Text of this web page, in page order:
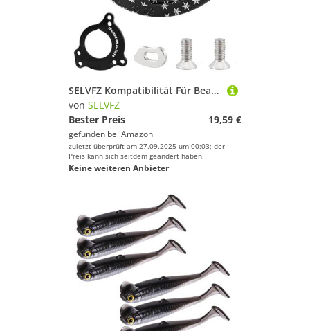
SELVFZ Kompatibilität Für Bearbeitete Kurbelwache 26T 32T & 34T 38T Kettenblätter Umfasst Die Hardware Klammern Steinsicherer Kettenrangabdeckung
von SELVFZ
Bester Preis
19,59 €
gefunden bei Amazon
zuletzt überprüft am 27.09.2025 um 00:03; der
Preis kann sich seitdem geändert haben.
Keine weiteren Anbieter